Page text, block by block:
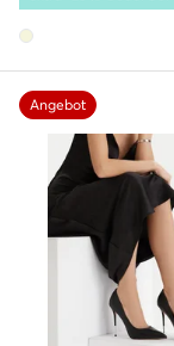
Angebot